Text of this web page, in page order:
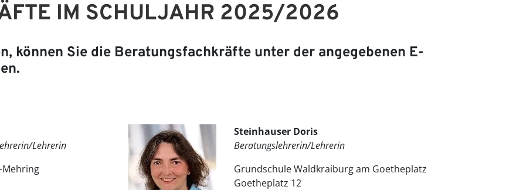
IM SCHULJAHR 2025/2026
können Sie die Beratungsfachkräfte unter der angegebenen E-
Lehrerin
Steinhauser Doris
Beratungslehrerin/Lehrerin
Grundschule Waldkraiburg am Goetheplatz
Goetheplatz 12